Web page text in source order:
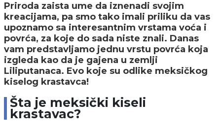
Priroda zaista ume da iznenadi svojim
kreacijama, pa smo tako imali priliku da vas
upoznamo sa interesantnim vrstama voća i
povrća, za koje do sada niste znali. Danas
vam predstavljamo jednu vrstu povrća koja
izgleda kao da je gajena u zemlji
Liliputanaca. Evo koje su odlike meksičkog
kiselog krastavca!
Šta je meksički kiseli
krastavac?